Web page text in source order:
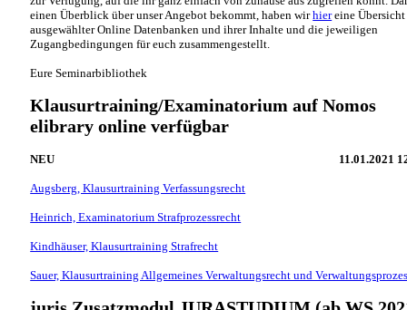
einen Überblick über unser Angebot bekommt, haben wirhiereine Übersicht
ausgewählter Online Datenbanken und ihrer Inhalte und die jeweiligen
Zugangbedingungen für euch zusammengestellt.
Eure Seminarbibliothek
Klausurtraining/Examinatorium auf Nomos
elibrary online verfügbar
11.01.2021
NEU
Augsberg, Klausurtraining Verfassungsrecht
Heinrich, Examinatorium Strafprozessrecht
Kindhäuser, Klausurtraining Strafrecht
Sauer, Klausurtraining Allgemeines Verwaltungsrecht und